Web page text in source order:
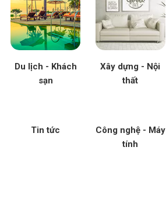
Du lịch - Khách
sạn
Xây dựng - Nội
thất
Tin tức
Công nghệ - Máy
tính